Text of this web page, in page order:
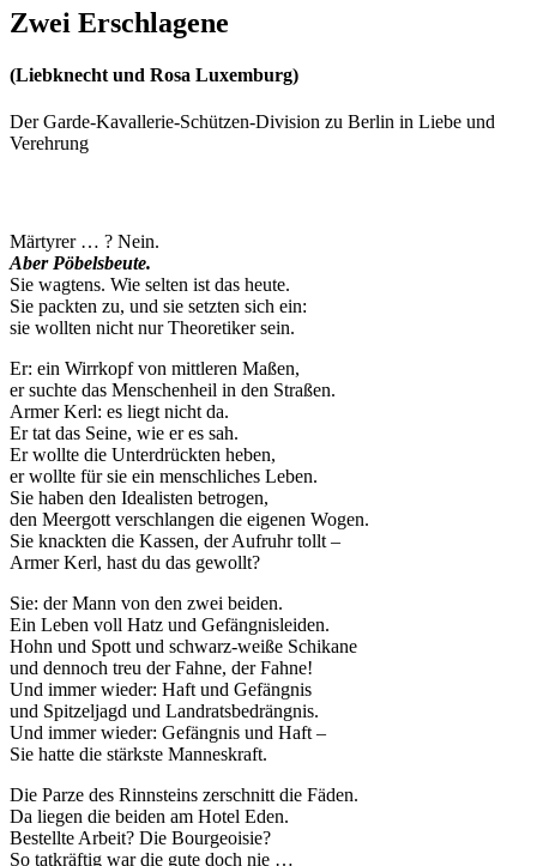
Zwei Erschlagene
(Liebknecht und Rosa Luxemburg)
Der Garde-Kavallerie-Schützen-Division zu Berlin in Liebe und
Verehrung
Märtyrer … ? Nein.
Aber Pöbelsbeute.
Sie wagtens. Wie selten ist das heute.
Sie packten zu, und sie setzten sich ein:
sie wollten nicht nur Theoretiker sein.
Er: ein Wirrkopf von mittleren Maßen,
er suchte das Menschenheil in den Straßen.
Armer Kerl: es liegt nicht da.
Er tat das Seine, wie er es sah.
Er wollte die Unterdrückten heben,
er wollte für sie ein menschliches Leben.
Sie haben den Idealisten betrogen,
den Meergott verschlangen die eigenen Wogen.
Sie knackten die Kassen, der Aufruhr tollt –
Armer Kerl, hast du das gewollt?
Sie: der Mann von den zwei beiden.
Ein Leben voll Hatz und Gefängnisleiden.
Hohn und Spott und schwarz-weiße Schikane
und dennoch treu der Fahne, der Fahne!
Und immer wieder: Haft und Gefängnis
und Spitzeljagd und Landratsbedrängnis.
Und immer wieder: Gefängnis und Haft –
Sie hatte die stärkste Manneskraft.
Die Parze des Rinnsteins zerschnitt die Fäden.
Da liegen die beiden am Hotel Eden.
Bestellte Arbeit? Die Bourgeoisie?
So tatkräftig war die gute doch nie …